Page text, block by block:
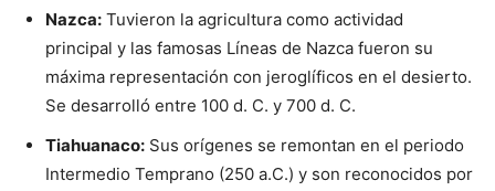
Nazca: Tuvieron la agricultura como actividad
principal y las famosas Líneas de Nazca fueron su
máxima representación con jeroglíficos en el desierto.
Se desarrolló entre 100 d. C. y 700 d. C.
Tiahuanaco: Sus orígenes se remontan en el periodo
Intermedio Temprano (250 a.C.) y son reconocidos por